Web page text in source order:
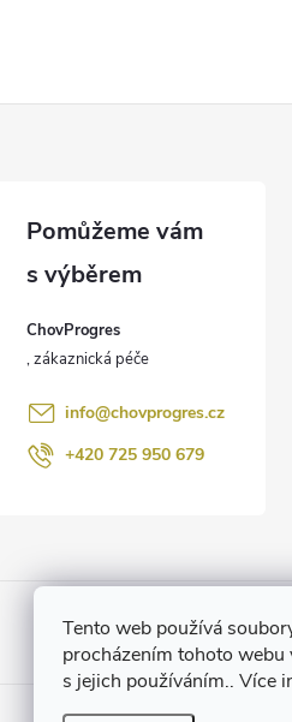
Tento web používá
procházením tohoto webu
s jejich používáním.. Více
ChovProgres
info@chovprogres.cz
+420 725 950 679